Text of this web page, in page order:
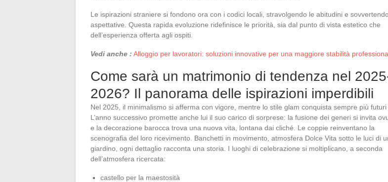
Le ispirazioni straniere si fondono ora con i codici locali, stravolgendo le abitudini e
aspettative. Questa rapida evoluzione ridefinisce le priorità, sia dal punto di vista estetico che
dell’esperienza offerta agli ospiti.
Vedi anche : Alloggio per lavoratori: soluzioni innovative per una maggiore stabilità
Come sarà un matrimonio di tendenza nel
2026? Il panorama delle ispirazioni imperdibili
Nel 2025, il minimalismo si afferma con vigore, mentre lo stile glam conquista sempre più futuri
L’anno successivo promette anche lui il suo carico di sorprese: la fusione dei generi si invita
e la decorazione barocca trova una nuova vita, lontana dai cliché. Le coppie reinventano la
scenografia del loro ricevimento. Banchetti in movimento, atmosfera Dolce Vita sotto le luci di
giardino, ogni dettaglio racconta una storia. I luoghi di celebrazione si moltiplicano, a seconda
dell’atmosfera ricercata:
castello per la maestosità